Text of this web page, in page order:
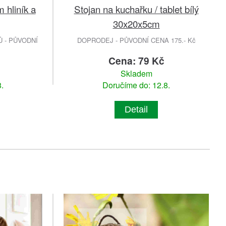
hliník a
- PŮVODNÍ
Stojan na kuchařku / tablet bílý
30x20x5cm
DOPRODEJ - PŮVODNÍ CENA 175.- Kč
Cena: 79 Kč
Skladem
Doručíme do: 12.8.
Detail